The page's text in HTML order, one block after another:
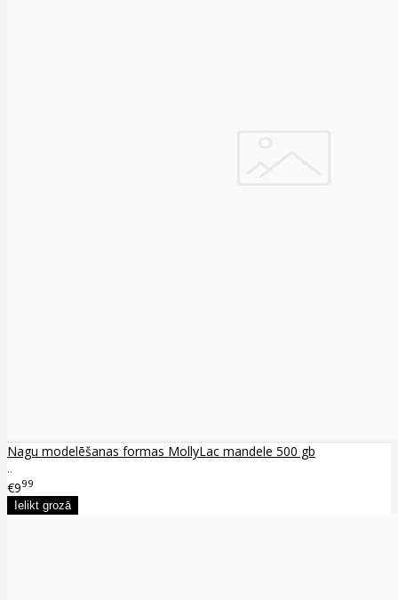
Nagu modelēšanas formas MollyLac mandele 500 gb
..
€999